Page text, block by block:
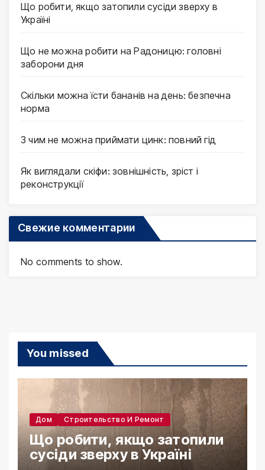
Що робити, якщо затопили сусіди зверху в
Україні
Що не можна робити на Радоницю: головні
заборони дня
Скільки можна їсти бананів на день: безпечна
норма
З чим не можна приймати цинк: повний гід
Як виглядали скіфи: зовнішність, зріст і
реконструкції
Свежие комментарии
No comments to show.
You missed
Дом Строительство И Ремонт
Що робити, якщо затопили
сусіди зверху в Україні